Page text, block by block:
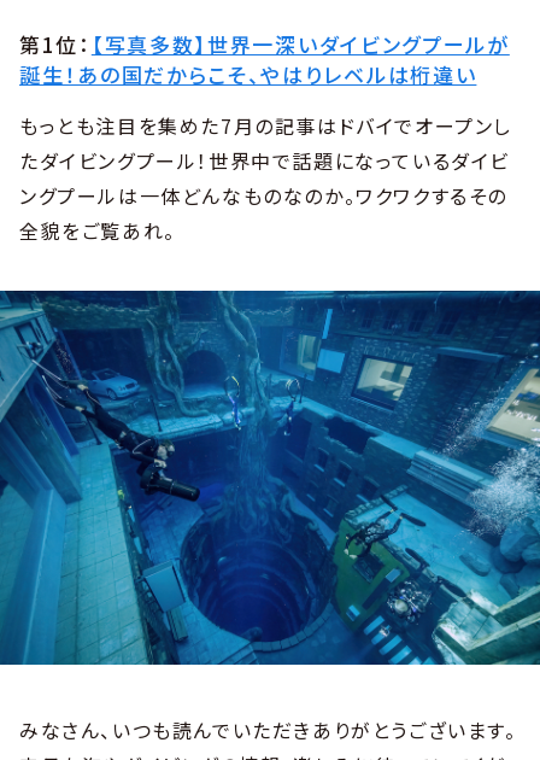
第1位： 【写真多数】世界一深いダイビングプールが
誕生！あの国だからこそ、やはりレベルは桁違い
もっとも注目を集めた7月の記事はドバイでオープンし
たダイビングプール！世界中で話題になっているダイビ
ングプールは一体どんなものなのか。ワクワクするその
全貌をご覧あれ。
みなさん、いつも読んでいただきありがとうございます。